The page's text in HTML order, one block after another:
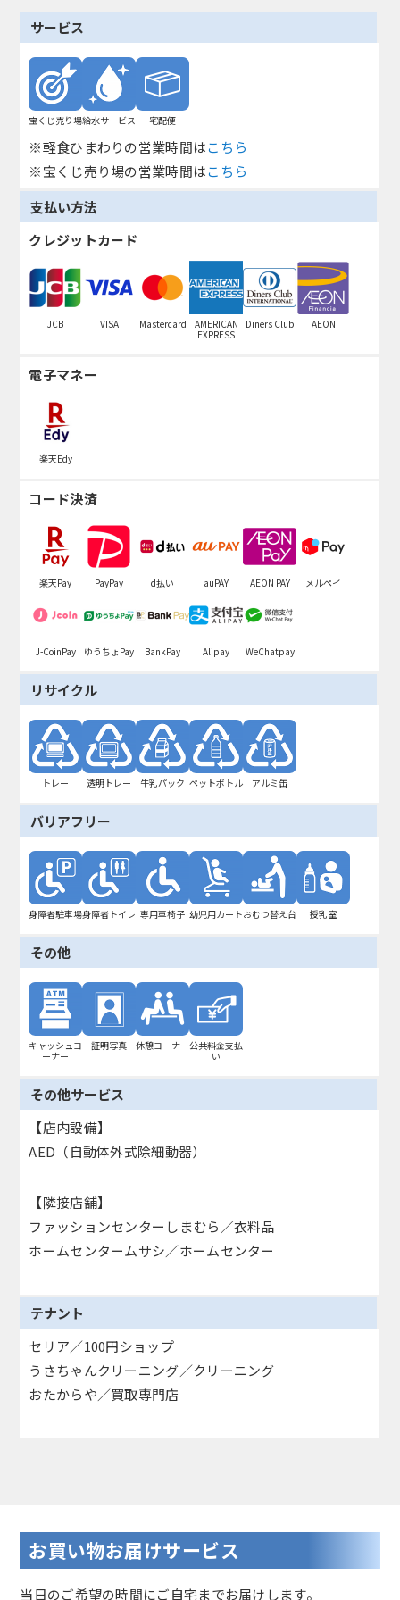
サービス
宝くじ売り場給水サービス 宅配便
※軽食ひまわりの営業時間はこちら
※宝くじ売り場の営業時間はこちら
支払い方法
クレジットカード
JCB VISA Mastercard
AMERICAN
EXPRESS
Diners Club AEON
電子マネー
楽天Edy
コード決済
楽天Pay PayPay d払い auPAY AEON PAY メルペイ
J-CoinPay ゆうちょPay BankPay Alipay WeChatpay
リサイクル
トレー 透明トレー 牛乳パック ペットボトル アルミ缶
バリアフリー
身障者駐車場身障者トイレ 専用車椅子 幼児用カートおむつ替え台 授乳室
その他
キャッシュコ
ーナー
証明写真 休憩コーナー公共料金支払
い
その他サービス
【店内設備】
AED（自動体外式除細動器）
【隣接店舗】
ファッションセンターしまむら／衣料品
ホームセンタームサシ／ホームセンター
テナント
セリア／100円ショップ
うさちゃんクリーニング／クリーニング
おたからや／買取専門店
お買い物お届けサービス
当日のご希望の時間にご自宅までお届けします。